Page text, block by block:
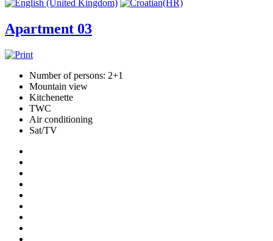
Apartment 03
Number of persons: 2+1
Mountain view
Kitchenette
TWC
Air conditioning
Sat/TV